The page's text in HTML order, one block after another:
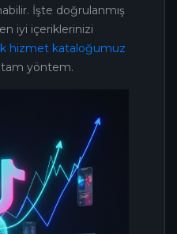
İşte doğrulanmış
iyi içeriklerinizi
hizmet kataloğumuz
tam yöntem.